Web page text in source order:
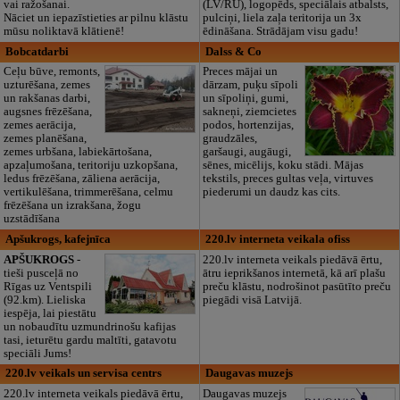
vai ražošanai.
Nāciet un iepazīstieties ar pilnu klāstu
mūsu noliktavā klātienē!
(LV/RU), logopēds, speciālais atbalsts,
pulciņi, liela zaļa teritorija un 3x
ēdināšana. Strādājam visu gadu!
Bobcatdarbi
Ceļu būve, remonts,
uzturēšana, zemes
un rakšanas darbi,
augsnes frēzēšana,
zemes aerācija,
zemes planēšana,
zemes urbšana, labiekārtošana,
apzaļumošana, teritoriju uzkopšana,
ledus frēzēšana, zāliena aerācija,
vertikulēšana, trimmerēšana, celmu
frēzēšana un izrakšana, žogu
uzstādīšana
Dalss & Co
Preces mājai un
dārzam, puķu sīpoli
un sīpoliņi, gumi,
sakneņi, ziemcietes
podos, hortenzijas,
graudzāles,
garšaugi, augāugi,
sēnes, micēlijs, koku stādi. Mājas
tekstils, preces gultas veļa, virtuves
piederumi un daudz kas cits.
Apšukrogs, kafejnīca
APŠUKROGS -
tieši pusceļā no
Rīgas uz Ventspili
(92.km). Lieliska
iespēja, lai piestātu
un nobaudītu uzmundrinošu kafijas
tasi, ieturētu gardu maltīti, gatavotu
speciāli Jums!
220.lv interneta veikala ofiss
220.lv interneta veikals piedāvā ērtu,
ātru ieprikšanos internetā, kā arī plašu
preču klāstu, nodrošinot pasūtīto preču
piegādi visā Latvijā.
220.lv veikals un servisa centrs
220.lv interneta veikals piedāvā ērtu,
Daugavas muzejs
Daugavas muzejs